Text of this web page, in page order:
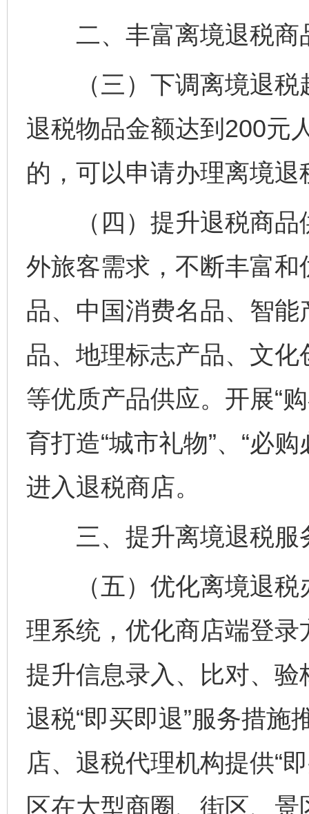
二、丰富离境退税商
（三）下调离境退税
退税物品金额达到200元
的，可以申请办理离境退
（四）提升退税商品
外旅客需求，不断丰富
品、中国消费名品、智
品、地理标志产品、文
等优质产品供应。开展“
育打造“城市礼物”、“必
进入退税商店。
三、提升离境退税服
（五）优化离境退税
理系统，优化商店端登
提升信息录入、比对、
退税“即买即退”服务措
店、退税代理机构提供“
区在大型商圈、街区、